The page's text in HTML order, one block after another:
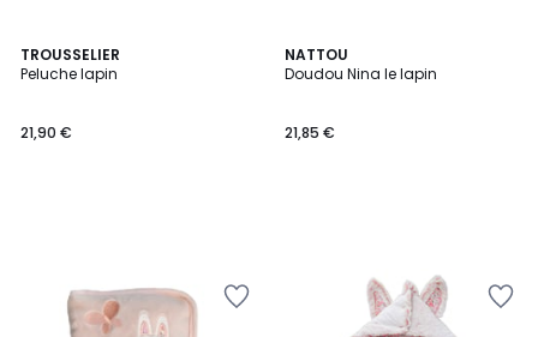
TROUSSELIER
Peluche lapin
21,90 €
NATTOU
Doudou Nina le lapin
21,85 €